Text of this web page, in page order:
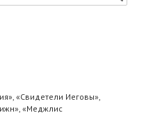
«Свидетели Иеговы»,
«Меджлис